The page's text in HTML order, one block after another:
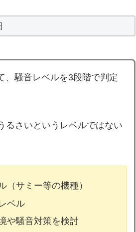
、騒音レベルを3段階で判定
るさいというレベルではない
（サミー等の機種）
ベル
や騒音対策を検討